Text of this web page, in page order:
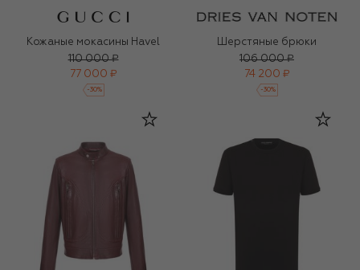
Кожаные мокасины Havel
110 000 ₽
77 000 ₽
-30%
Шерстяные брюки
106 000 ₽
74 200 ₽
-30%